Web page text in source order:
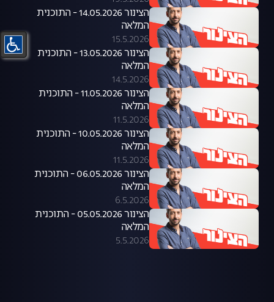
הצינור 14.05.2026 - התוכנית
המלאה
15.5.2026
הצינור 13.05.2026 - התוכנית
המלאה
14.5.2026
הצינור 11.05.2026 - התוכנית
המלאה
11.5.2026
הצינור 10.05.2026 - התוכנית
המלאה
11.5.2026
הצינור 06.05.2026 - התוכנית
המלאה
6.5.2026
הצינור 05.05.2026 - התוכנית
המלאה
5.5.2026